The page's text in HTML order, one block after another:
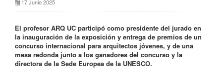
17 Junio 2025
El profesor ARQ UC participó como presidente del jurado en
la inauguración de la exposición y entrega de premios de un
concurso internacional para arquitectos jóvenes, y de una
mesa redonda junto a los ganadores del concurso y la
directora de la Sede Europea de la UNESCO.